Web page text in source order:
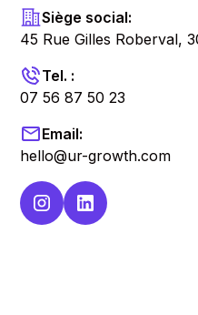
Siège social:
45 Rue Gilles Roberval,
Tel. :
07 56 87 50 23
Email:
hello@ur-growth.com